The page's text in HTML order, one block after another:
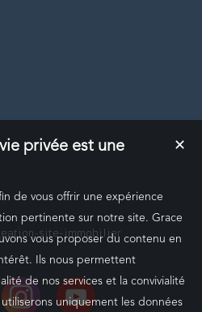
✕
privée est une
de vous offrir une expérience
pertinente sur notre site. Grace
vous proposer du contenu en
Ils nous permettent
de nos services et la convivialité
uniquement les données